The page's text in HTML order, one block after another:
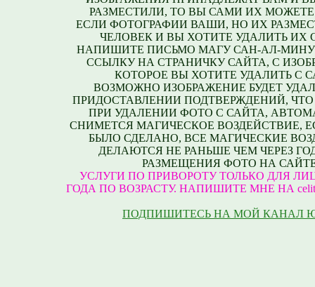
РАЗМЕСТИЛИ, ТО ВЫ САМИ ИХ МОЖЕТЕ
ЕСЛИ ФОТОГРАФИИ ВАШИ, НО ИХ
ЧЕЛОВЕК И ВЫ ХОТИТЕ УДАЛИТЬ ИХ
НАПИШИТЕ ПИСЬМО МАГУ САН-АЛ-
ССЫЛКУ НА СТРАНИЧКУ САЙТА, С
КОТОРОЕ ВЫ ХОТИТЕ УДАЛИТЬ С
ВОЗМОЖНО ИЗОБРАЖЕНИЕ БУДЕТ
ПРИДОСТАВЛЕНИИ ПОДТВЕРЖДЕНИЙ,
ПРИ УДАЛЕНИИ ФОТО С САЙТА,
СНИМЕТСЯ МАГИЧЕСКОЕ ВОЗДЕЙСТВИЕ,
БЫЛО СДЕЛАНО, ВСЕ МАГИЧЕСКИЕ
ДЕЛАЮТСЯ НЕ РАНЬШЕ ЧЕМ ЧЕРЕЗ
РАЗМЕЩЕНИЯ ФОТО НА
УСЛУГИ ПО ПРИВОРОТУ ТОЛЬКО ДЛЯ
ГОДА ПО ВОЗРАСТУ. НАПИШИТЕ МНЕ НА
ПОДПИШИТЕСЬ НА МОЙ КАНАЛ